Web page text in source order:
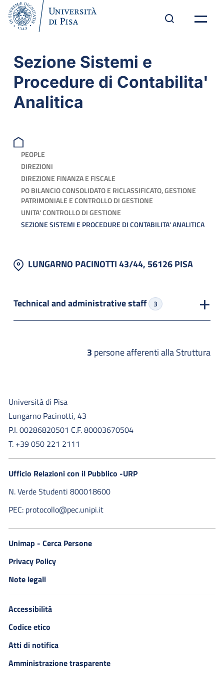
Sezione Sistemi e
Procedure di Contabilita'
Analitica
PEOPLE
DIREZIONI
DIREZIONE FINANZA E FISCALE
PO BILANCIO CONSOLIDATO E RICLASSIFICATO, GESTIONE
PATRIMONIALE E CONTROLLO DI GESTIONE
UNITA' CONTROLLO DI GESTIONE
SEZIONE SISTEMI E PROCEDURE DI CONTABILITA' ANALITICA
LUNGARNO PACINOTTI 43/44, 56126 PISA
Technical and administrative staff 3
3 persone afferenti alla Struttura
Università di Pisa
Lungarno Pacinotti, 43
P.I. 00286820501 C.F. 80003670504
T. +39 050 221 2111
Ufficio Relazioni con il Pubblico -URP
N. Verde Studenti 800018600​
PEC: protocollo@pec.unipi.it
Unimap - Cerca Persone
Privacy Policy
Note legali
Accessibilità
Codice etico
Atti di notifica
Amministrazione trasparente